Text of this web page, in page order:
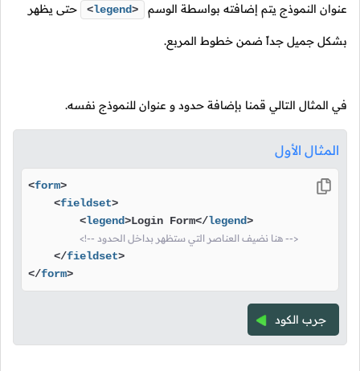
عنوان النموذج يتم إضافته بواسطة الوسم <legend> حتى يظهر
بشكل جميل جداً ضمن خطوط المربع.
في المثال التالي قمنا بإضافة حدود و عنوان للنموذج نفسه.
المثال الأول
<form>
<fieldset>
<legend>Login Form</legend>
<!-- هنا نضيف العناصر التي ستظهر بداخل الحدود -->
</fieldset>
</form>
جرب الكود